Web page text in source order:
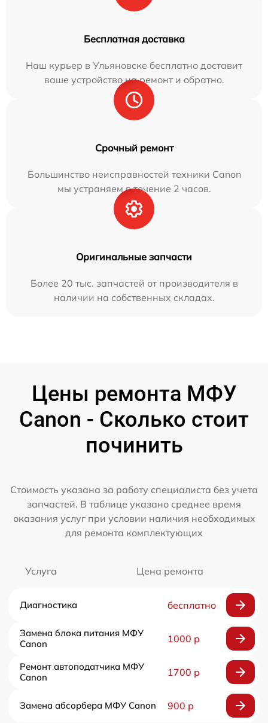
Бесплатная доставка
Наш курьер в Ульяновске бесплатно доставит
ваше устройство на ремонт и обратно.
Срочный ремонт
Большинство неисправностей техники Canon
мы устраняем в течение 2 часов.
Оригинальные запчасти
Более 20 тыс. запчастей от производителя в
наличии на собственных складах.
Цены ремонта МФУ
Canon - Сколько стоит
починить
Стоимость указана за работу специалиста без учета
запчастей. В таблице указано среднее время
оказания услуг при условии наличия необходимых
для ремонта комплектующих
Услуга Цена ремонта
Диагностика бесплатно
Замена блока питания МФУ
Canon
1000 р
Ремонт автоподатчика МФУ
Canon
1700 р
Замена абсорбера МФУ Canon 900 р